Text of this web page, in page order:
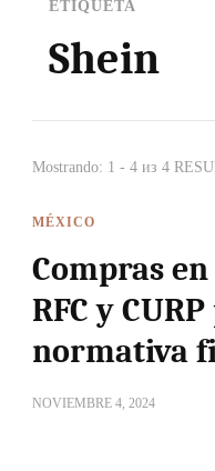
ETIQUETA
Shein
Mostrando: 1 - 4 из 4
MÉXICO
Compras
RFC y
normativa
NOVIEMBRE 4, 2024